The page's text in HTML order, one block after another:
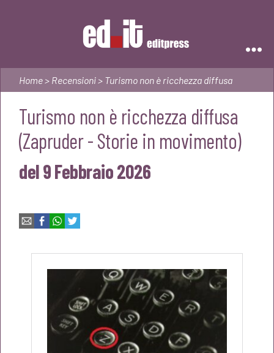
Home> Recensioni> Turismo non è ricchezza diffusa
Turismo non è ricchezza diffusa
(Zapruder - Storie in movimento)
del 9 Febbraio 2026
EmailFacebook
WhatsApp
Twitter